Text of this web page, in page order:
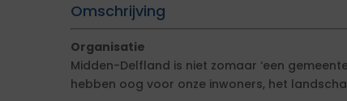
Omschrijving
Organisatie
Midden-Delfland is niet zomaar ‘een
hebben oog voor onze inwoners, het